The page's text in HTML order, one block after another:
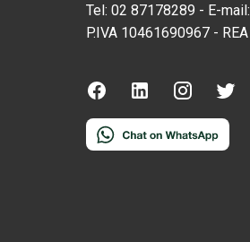
Tel: 02 87178289 - E-mail:
P.IVA 10461690967 - REA